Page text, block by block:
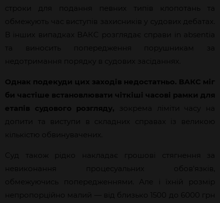
строки для подання певних типів клопотань та
обмежують час виступів захисників у судових дебатах.
В інших випадках ВАКС розглядає справи in absentia
та виносить попередження порушникам за
недотримання порядку в судових засіданнях.
Однак подекуди цих заходів недостатньо. ВАКС міг
би частіше встановлювати чіткіші часові рамки для
етапів судового розгляду, зокрема ліміти часу на
допити та виступи в складних справах із великою
кількістю обвинувачених.
Суд також рідко накладає грошові стягнення за
невиконання процесуальних обов’язків,
обмежуючись попередженнями. Але і їхній розмір
непропорційно малий — від близько 1500 до 6000 грн